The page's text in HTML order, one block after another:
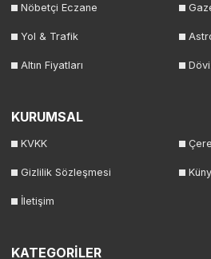
Nöbetçi Eczane
Yol & Trafik
Altın Fiyatları
KURUMSAL
KVKK
Gizlilik Sözleşmesi
İletişim
KATEGORİLER